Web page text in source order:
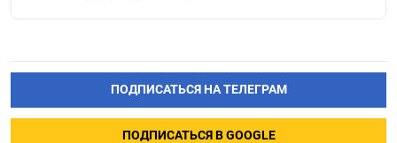
ПОДПИСАТЬСЯ НА ТЕЛЕГРАМ
ПОДПИСАТЬСЯ В GOOGLE